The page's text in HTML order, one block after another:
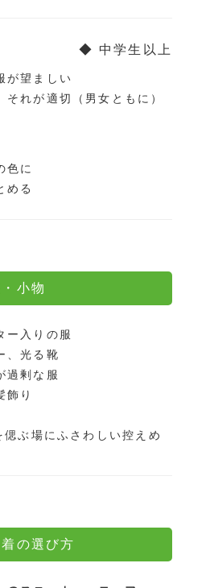
◆ 中学生以上
が望ましい
それが適切（男女ともに）
色に
める
小物
ー入りの服
、光る靴
過剰な服
飾り
ぶ場にふさわしい控えめ
の選び方